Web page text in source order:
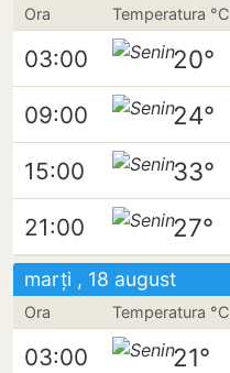
Ora Temperatura °C
03:00 20°
09:00 24°
15:00 33°
21:00 27°
marți , 18 august
Ora Temperatura °C
03:00 21°